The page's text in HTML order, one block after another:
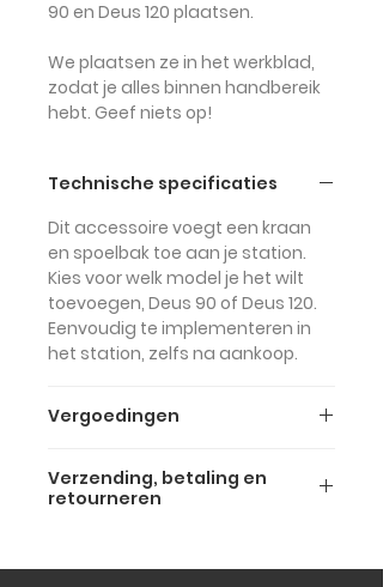
90 en Deus 120 plaatsen.
We plaatsen ze in het werkblad,
zodat je alles binnen handbereik
hebt. Geef niets op!
Technische specificaties
Dit accessoire voegt een kraan
en spoelbak toe aan je station.
Kies voor welk model je het wilt
toevoegen, Deus 90 of Deus 120.
Eenvoudig te implementeren in
het station, zelfs na aankoop.
Vergoedingen
inclusief btw (btw 22%).
Verzending, betaling en
retourneren